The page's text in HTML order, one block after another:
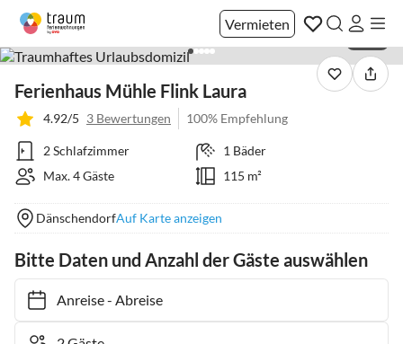
Vermieten
Ferienhaus Mühle Flink Laura
4.92/5 3 Bewertungen 100% Empfehlung
2 Schlafzimmer
1 Bäder
Max. 4 Gäste
115 m²
DänschendorfAuf Karte anzeigen
Bitte Daten und Anzahl der Gäste auswählen
Anreise- Abreise